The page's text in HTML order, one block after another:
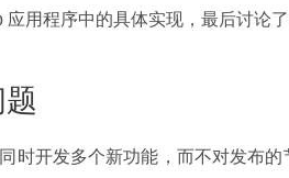
用程序中的具体实现，最后讨论
时开发多个新功能，而不对发布